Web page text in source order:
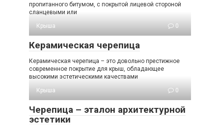
пропитанного битумом, с покрытой лицевой стороной
сланцевыми или
Крыша
0
Керамическая черепица
Керамическая черепица – это довольно престижное
современное покрытие для крыш, обладающее
высокими эстетическими качествами
Крыша
0
Черепица – эталон архитектурной
эстетики